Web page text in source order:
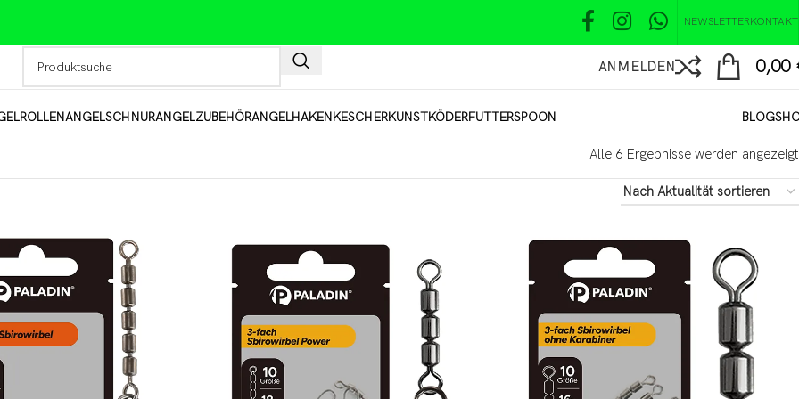
NEWSLETTERKONTAKT
ANMELDEN 0,00
ANGELSCHNURANGELZUBEHÖRANGELHAKENKESCHERKUNSTKÖDERFUTTERSPOON BLOG
Alle 6 Ergebnisse werden angezeigt